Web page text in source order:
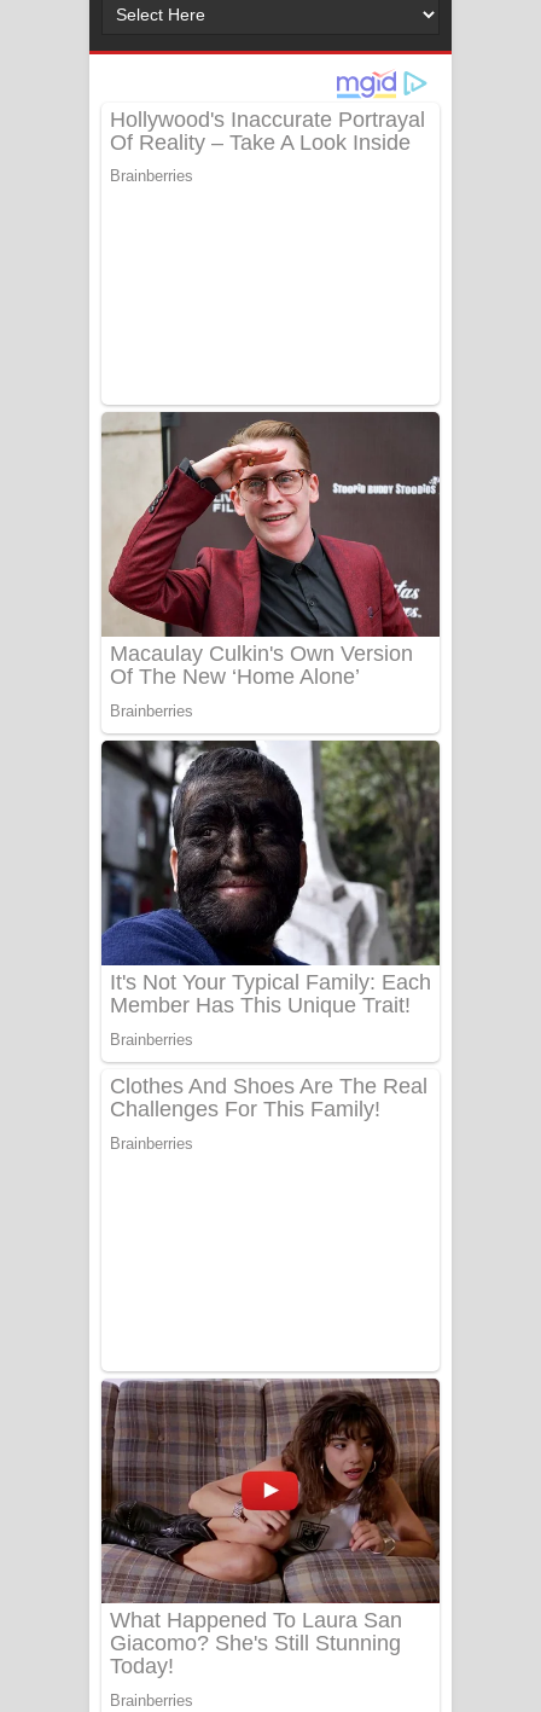
දුන් ආදරේ ගීතයේ පද පෙළ
Liyamuda Dan Anagathe Song Lyrics
බෙන්තර පාලමේ ගීතයේ පද පෙළ
Sanda Babalena Song Lyrics - සඳ
බැබලෙන ගීතයේ පද පෙළ
Adare Wadi Nisa Song Lyrics - ආදරේ
වැඩි නිසා ගීතයේ පද පෙළ
UNUHUMA Song Lyrics - උණුහුම
ගීතයේ පද පෙළ
Katakara Song Lyrics - කටකාර ගීතයේ
පද පෙළ
Tharu Yaye Dilena Song Lyrics - තරු
යායේ දිලෙනා ගීතයේ පද පෙළ
Ow Man Sosa Song Lyrics - ඔව් මං
සෝසා ගීතයේ පද පෙළ
Heavy Weight Song Lyrics
Aye Lanweela Song Lyrics - ආයේ
Apa Hamuwee Song Lyrics - අප හමුවී
ගීතයේ පද පෙළ
PATHINIYE Song Lyrics - පතිනියනේ
ගීතයේ පද පෙළ
Sorry Sir Song Lyrics - සොරි සර්